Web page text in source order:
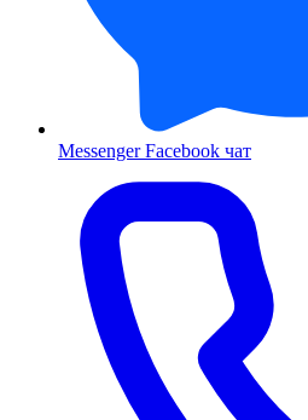
Messenger Facebook чат